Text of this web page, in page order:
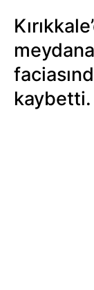
kaybetti.